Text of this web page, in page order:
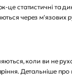
це статистичні та
через м'язових
коли ви не
Детальніше про